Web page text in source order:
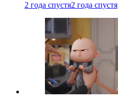
2 года спустя2 года спустя